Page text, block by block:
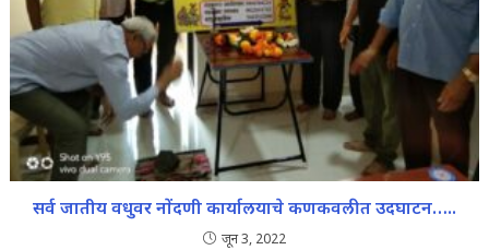
सर्व जातीय वधुवर नोंदणी कार्यालयाचे कणकवलीत उदघाटन…..
जून 3, 2022